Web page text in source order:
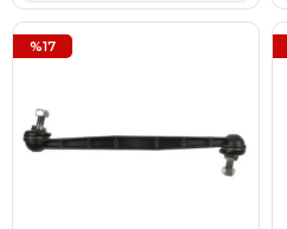
%17